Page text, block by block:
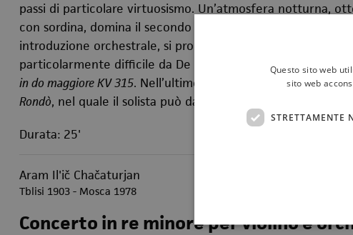
passi di particolare virtuosismo. Un’atmosfera notturna,
con sordina, domina il secondo movimento,
introduzione orchestrale, si produce in un tema intriso di
particolarmente difficile da De Jean, fu probabilmente
in do maggiore KV 315. Nell’ultimo movimento, il ritmo
Rondò, nel quale il solista può dare prova della sua abilità
Durata: 25'
Aram Il'ič Chačaturjan
Tblisi 1903 - Mosca 1978
Concerto in re minore per violino e
Questo sito web
sito web
STRETTAMENTE